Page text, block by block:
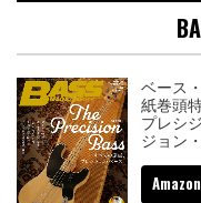
ベース
紙巻頭
プレシ
ジョン